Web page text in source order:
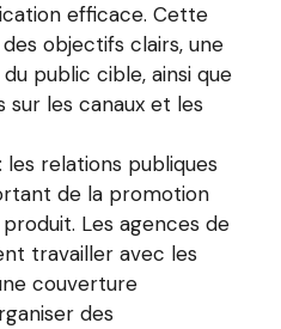
efficace. Cette
objectifs clairs, une
public cible, ainsi que
les canaux et les
les relations publiques
de la promotion
produit. Les agences de
travailler avec les
couverture
des